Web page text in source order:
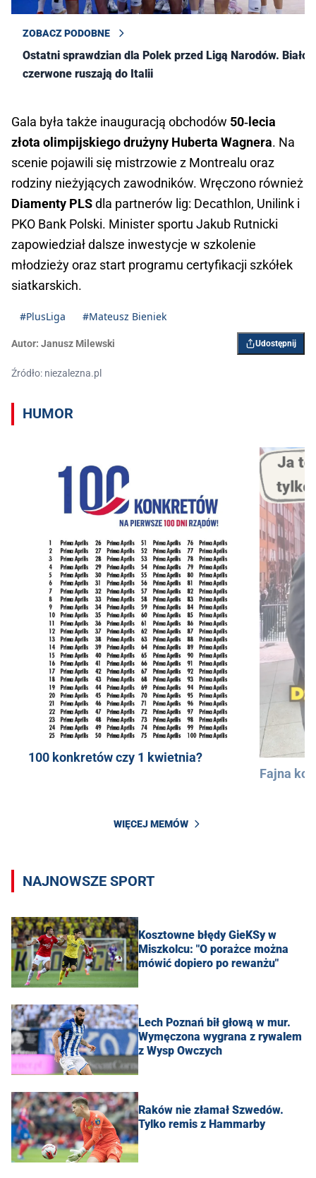
ZOBACZ PODOBNE
Ostatni sprawdzian dla Polek przed Ligą Narodów. Biało-
czerwone ruszają do Italii
Gala była także inauguracją obchodów 50‑lecia
złota olimpijskiego drużyny Huberta Wagnera. Na
scenie pojawili się mistrzowie z Montrealu oraz
Diamenty PLS dla partnerów lig: Decathlon, Unilink i
PKO Bank Polski. Minister sportu Jakub Rutnicki
zapowiedział dalsze inwestycje w szkolenie
młodzieży oraz start programu certyfikacji szkółek
siatkarskich.
#PlusLiga #Mateusz Bieniek
Autor: Janusz Milewski Udostępnij
Źródło: niezalezna.pl
HUMOR
100 konkretów czy 1 kwietnia?
Fajna
WIĘCEJ MEMÓW
NAJNOWSZE SPORT
Kosztowne błędy GieKSy w
Miszkolcu: "O porażce można
mówić dopiero po rewanżu"
Lech Poznań bił głową w mur.
Wymęczona wygrana z rywalem
z Wysp Owczych
Raków nie złamał Szwedów.
Tylko remis z Hammarby